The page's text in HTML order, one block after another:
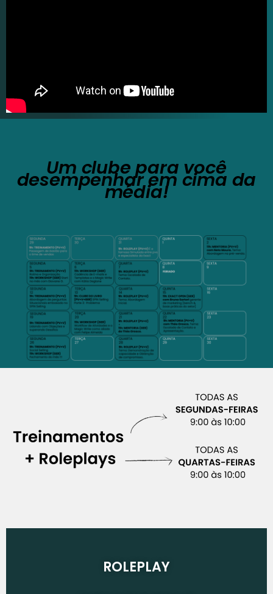
Um clube para você
desempenhar em cima da
média!